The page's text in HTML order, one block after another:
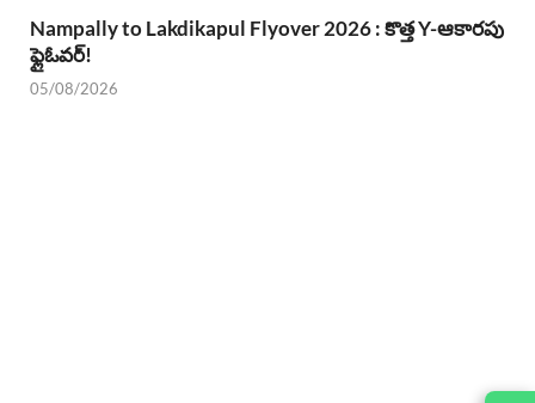
Nampally to Lakdikapul Flyover 2026 : కొత్త Y-ఆకారపు
ఫ్లైఓవర్!
05/08/2026